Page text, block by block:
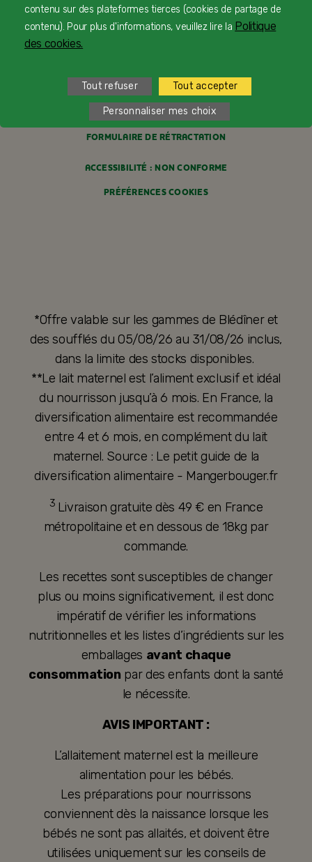
MENTIONS LÉGALES
POLITIQUE DE CONFIDENTIALITÉ
CONDITIONS GÉNÉRALES DE VENTE
FORMULAIRE DE RÉTRACTATION
ACCESSIBILITÉ : NON CONFORME
PRÉFÉRENCES COOKIES
*Offre valable sur les gammes de Blédîner et
des soufflés du 05/08/26 au 31/08/26 inclus,
dans la limite des stocks disponibles.
**Le lait maternel est l’aliment exclusif et idéal
du nourrisson jusqu’à 6 mois. En France, la
diversification alimentaire est recommandée
entre 4 et 6 mois, en complément du lait
maternel. Source : Le petit guide de la
diversification alimentaire - Mangerbouger.fr
3 Livraison gratuite dès 49 € en France
métropolitaine et en dessous de 18kg par
commande.
Les recettes sont susceptibles de changer
plus ou moins significativement, il est donc
impératif de vérifier les informations
nutritionnelles et les listes d’ingrédients sur les
emballages avant chaque
consommation par des enfants dont la santé
le nécessite.
AVIS IMPORTANT :
L’allaitement maternel est la meilleure
alimentation pour les bébés.
Les préparations pour nourrissons
conviennent dès la naissance lorsque les
bébés ne sont pas allaités, et doivent être
utilisées uniquement sur les conseils de
contenu sur des plateformes tierces (cookies de partage de
contenu). Pour plus d'informations, veuillez lire la Politique
des cookies.
Tout refuser Tout accepter
Personnaliser mes choix